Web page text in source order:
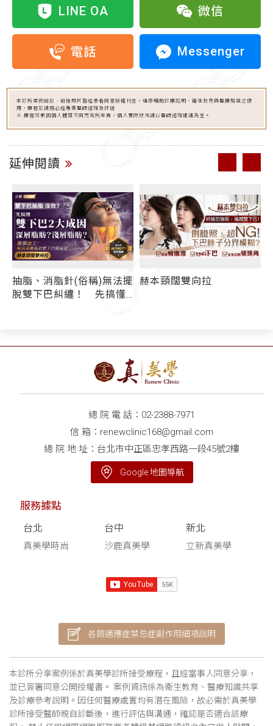
LINE OA 微信
電話 Messenger
本診所案例術前、術後照片皆經患者同意授權刊登，僅作輔助診療說明、衛生教育與醫療知識之使
用，療程前請務必經專業醫師諮詢及評估
※ 療程效果因個人體質不同而有所差異，個人實際狀況請以醫師諮詢建議為主。
延伸閱讀
擺 赫本頸闊雙向拉 8字美人線
總 院 電 話： 02-2388-7971
信 箱： renewclinic168@gmail.com
總 院 地 址：台北市中正區忠孝西路一段45號2樓
Google 地圖導航
服務據點
台北
真美學時尚
台中
沙鹿真美學
新北
立新真美學
各類適應症禁忌症副作用細項說明
本診所分享案例係於真美學診所接受療程，且經當事人同意分享，
並已簽署同意公開授權書。 案例資訊係為衛生教育、醫療知識共享
及診療參考說明。因任何醫療處置均有潛在風險，故必需於真美學
診所接受醫師親自診斷後，進行評估與溝通，確認是否適合該療